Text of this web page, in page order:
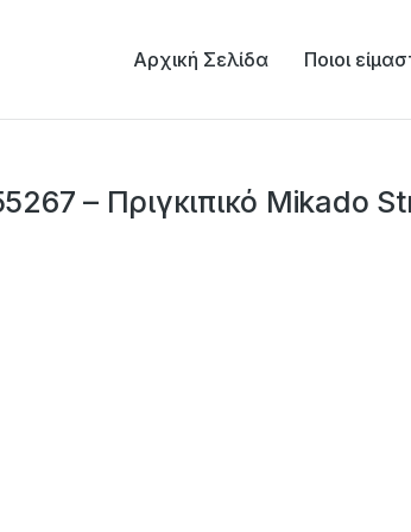
Αρχική Σελίδα Ποιοι
– Πριγκιπικό Mikado